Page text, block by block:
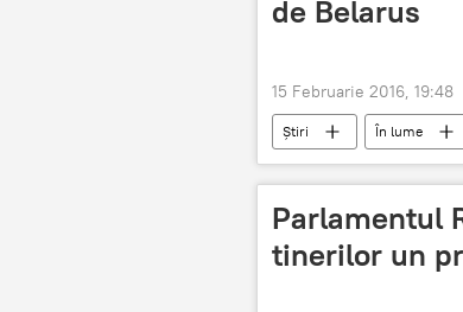
de Belarus
15 Februarie 2016, 19:48
Știri În lume
Uniunea Europeană
Parlamentul
tinerilor un